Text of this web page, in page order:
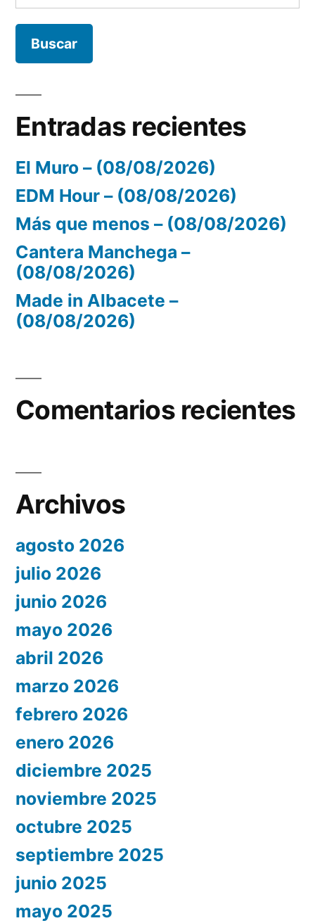
Entradas recientes
El Muro – (08/08/2026)
EDM Hour – (08/08/2026)
Más que menos – (08/08/2026)
Cantera Manchega –
(08/08/2026)
Made in Albacete –
(08/08/2026)
Comentarios recientes
Archivos
agosto 2026
julio 2026
junio 2026
mayo 2026
abril 2026
marzo 2026
febrero 2026
enero 2026
diciembre 2025
noviembre 2025
octubre 2025
septiembre 2025
junio 2025
mayo 2025